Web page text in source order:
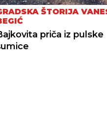
ŠTORIJA
priča iz pulske